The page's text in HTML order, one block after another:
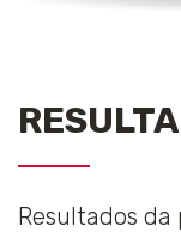
Resultados da